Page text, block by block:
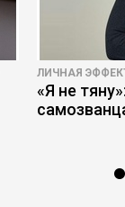
ЛИЧНАЯ
«Я не